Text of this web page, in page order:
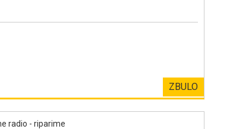
ZBULO
radio - riparime